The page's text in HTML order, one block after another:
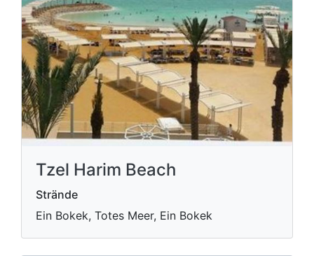
Tzel Harim Beach
Strände
Ein Bokek, Totes Meer, Ein Bokek